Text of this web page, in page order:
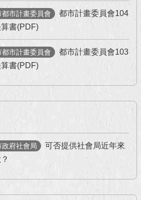
都市計畫委員會
都市計畫委員會104
書(PDF)
都市計畫委員會
都市計畫委員會103
書(PDF)
政府社會局
可否提供社會局近年來